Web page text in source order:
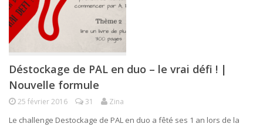
Déstockage de PAL en duo – le vrai défi ! |
Nouvelle formule
25 février 2016 31 Zina
Le challenge Destockage de PAL en duo a fêté ses 1 an lors de la